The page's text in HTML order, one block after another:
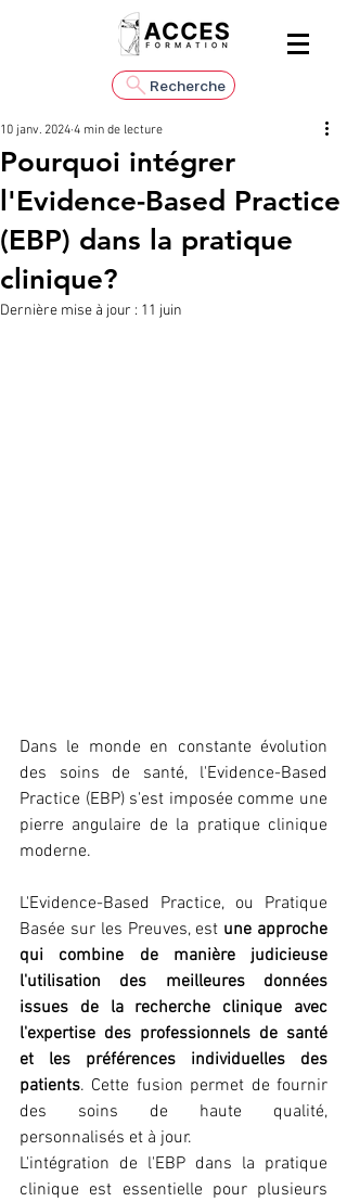
Recherche
Pourquoi intégrer
l'Evidence-Based Practice
(EBP) dans la pratique
clinique?
10 janv. 2024 4 min de lecture
Dernière mise à jour : 11 juin
Dans le monde en constante évolution
des soins de santé, l'Evidence-Based
Practice (EBP) s'est imposée comme une
pierre angulaire de la pratique clinique
moderne.
L'Evidence-Based Practice, ou Pratique
Basée sur les Preuves, est une approche
qui combine de manière judicieuse
l'utilisation des meilleures données
issues de la recherche clinique avec
l'expertise des professionnels de santé
et les préférences individuelles des
patients. Cette fusion permet de fournir
des soins de haute qualité,
personnalisés et à jour.
L'intégration de l'EBP dans la pratique
clinique est essentielle pour plusieurs